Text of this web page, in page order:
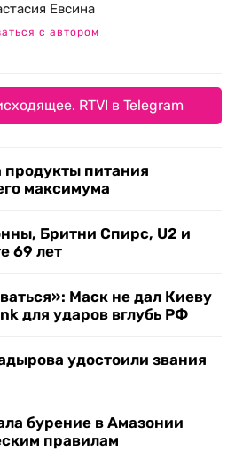
Евсина
с автором
RTVI в Telegram
питания
максимума
Бритни Спирс, U2 и
69 лет
Маск не дал Киеву
для ударов вглубь РФ
удостоили звания
бурение в Амазонии
правилам